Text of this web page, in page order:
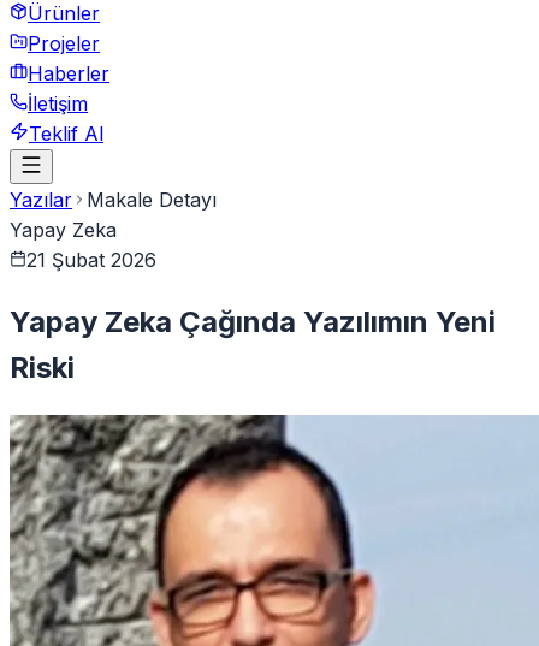
Ürünler
Projeler
Haberler
İletişim
Teklif Al
Yazılar
Makale Detayı
Yapay Zeka
21 Şubat 2026
Yapay Zeka Çağında Yazılımın Yeni
Riski